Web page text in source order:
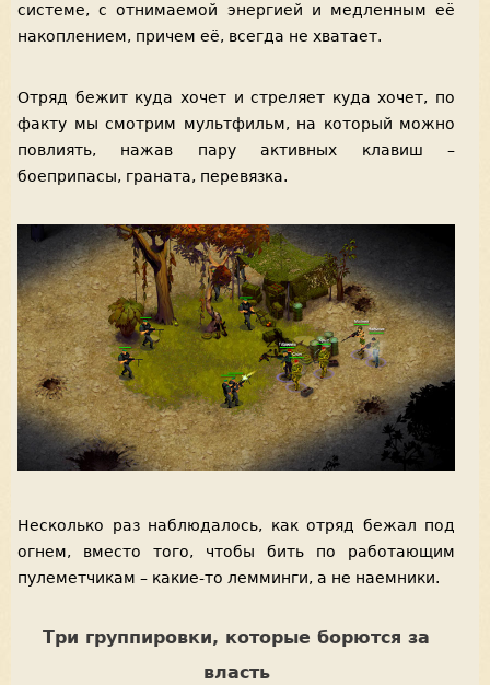
системе, с отнимаемой энергией и медленным её
накоплением, причем её, всегда не хватает.
Отряд бежит куда хочет и стреляет куда хочет, по
факту мы смотрим мультфильм, на который можно
повлиять, нажав пару активных клавиш –
боеприпасы, граната, перевязка.
Несколько раз наблюдалось, как отряд бежал под
огнем, вместо того, чтобы бить по работающим
пулеметчикам – какие-то лемминги, а не наемники.
Три группировки, которые борются за
власть